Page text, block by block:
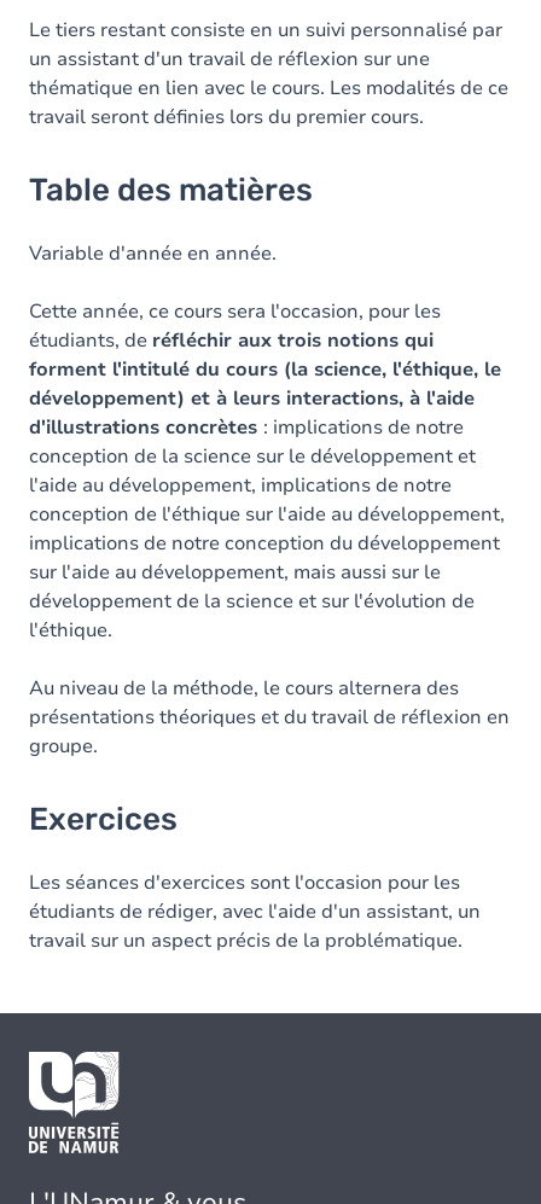
Le tiers restant consiste en un suivi personnalisé par
un assistant d'un travail de réflexion sur une
thématique en lien avec le cours. Les modalités de ce
travail seront définies lors du premier cours.
Table des matières
Variable d'année en année.
Cette année, ce cours sera l'occasion, pour les
étudiants, de réfléchir aux trois notions qui
forment l'intitulé du cours (la science, l'éthique, le
développement) et à leurs interactions, à l'aide
d'illustrations concrètes : implications de notre
conception de la science sur le développement et
l'aide au développement, implications de notre
conception de l'éthique sur l'aide au développement,
implications de notre conception du développement
sur l'aide au développement, mais aussi sur le
développement de la science et sur l'évolution de
l'éthique.
Au niveau de la méthode, le cours alternera des
présentations théoriques et du travail de réflexion en
groupe.
Exercices
Les séances d'exercices sont l'occasion pour les
étudiants de rédiger, avec l'aide d'un assistant, un
travail sur un aspect précis de la problématique.